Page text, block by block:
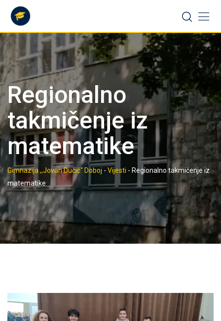
content
Regionalno
takmičenje iz
matematike
Gimnazija ,,Jovan Dučić" Doboj - Vijesti - Regionalno takmičenje iz
matematike